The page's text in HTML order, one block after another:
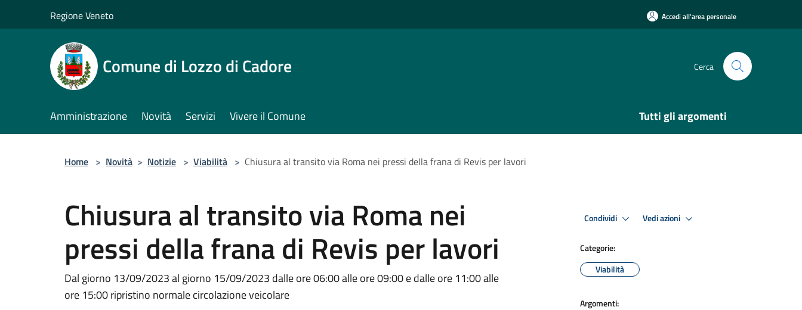
Regione Veneto Accedi all'area personale
Comune di Lozzo di Cadore Cerca
Amministrazione Novità Servizi Vivere il Comune Tutti gli argomenti
Home > Novità > Notizie > Viabilità > Chiusura al transito via Roma nei pressi della frana di Revis per lavori
Chiusura al transito via Roma nei
pressi della frana di Revis per lavori
Dal giorno 13/09/2023 al giorno 15/09/2023 dalle ore 06:00 alle ore 09:00 e dalle ore 11:00 alle
ore 15:00 ripristino normale circolazione veicolare
Condividi Vedi azioni
Categorie:
Viabilità
Argomenti: